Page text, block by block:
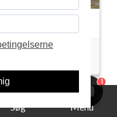
Søg Menu
1